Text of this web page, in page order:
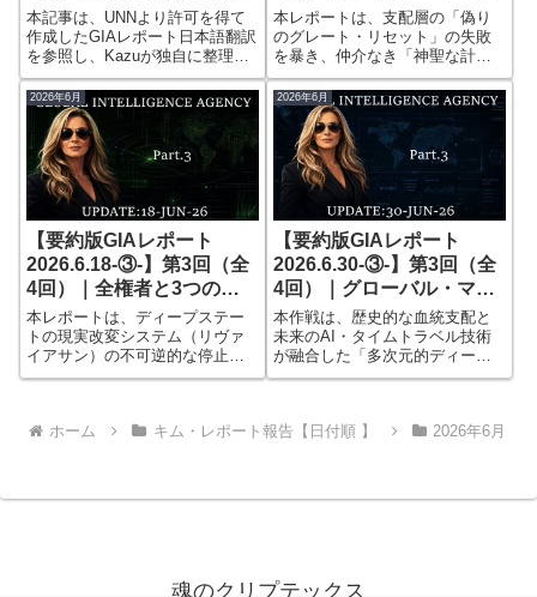
シンフォニー、グランドキ
ャニオン、パラコーザル水
域の復元
本記事は、UNNより許可を得て
作成したGIAレポート日本語翻訳
を参照し、Kazuが独自に整理・
分析したインテリジェンス分析
記事です。記事内の分析、推
論、評価、見解はKazuによるも
のであり、キンバリー・ゴーグ
エン氏またはUNNの公式見解で
は...
神聖な計画の配布｜CARE
が示す新しい仕組み
本レポートは、支配層の「偽り
のグレート・リセット」の失敗
を暴き、仲介なき「神聖な計画
の直接配布」と暫定ケア組織
（CARE）による経済復元プロセ
スを正確に予見している。
2026年6月
【要約版GIAレポート
2026.6.18-③-】第3回（全
4回）｜全権者と3つの
鍵、凍結したリヴァイアサ
ン
本レポートは、ディープステー
トの現実改変システム（リヴァ
イアサン）の不可逆的な停止
と、3つの鍵の喪失による中央統
2026年6月
【要約版GIAレポート
2026.6.30-③-】第3回（全
4回）｜グローバル・マイ
ンドコントロール、ベー
ル、ペアレンツと偽の王国
本作戦は、歴史的な血統支配と
未来のAI・タイムトラベル技術
が融合した「多次元的ディープ
ステート構造」を暴き、物質レ
ロール）の双方からアプローチ
ホーム キム・レポート報告【日付順 】 2026年6月
魂のクリプテックス